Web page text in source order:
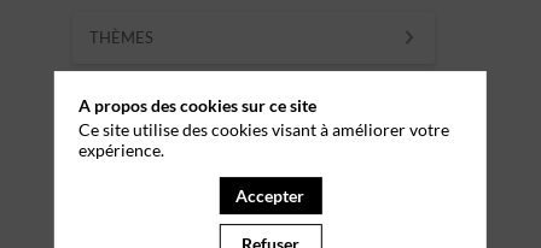
THÈMES
A propos des cookies sur ce site
Ce site utilise des cookies visant à améliorer votre
expérience.
Accepter
Refuser